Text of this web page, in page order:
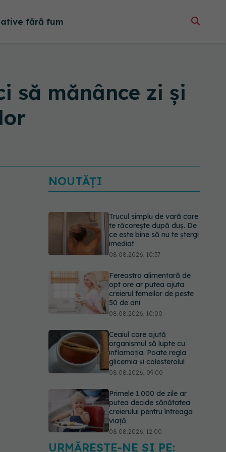
fără fum
să mănânce zi și
NOUTĂȚI
Trucul simplu de vară care
te răcorește după duș. De
ce este bine să nu te ștergi
imediat
08.08.2026, 10:37
Fereastra alimentară de
opt ore ar putea ajuta
creierul femeilor de peste
50 de ani
08.08.2026, 10:00
Ceaiul care ajută
organismul să lupte cu
inflamația. Poate regla
glicemia și colesterolul
08.08.2026, 09:00
Primele 1.000 de zile ar
putea decide sănătatea
creierului pentru întreaga
viață
08.08.2026, 12:00
URMĂREȘTE-NE ȘI PE: